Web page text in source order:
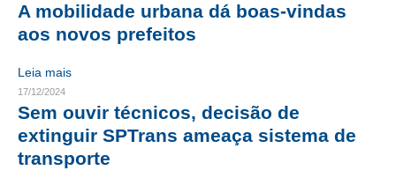
CONTRIBUIÇÃO SINDICAL URBANA
FGTS EXPURGOS
FGTS CORREÇÃO
LEGISLAÇÃO
A mobilidade urbana dá boas-vindas
aos novos prefeitos
Leia mais
17/12/2024
Sem ouvir técnicos, decisão de
extinguir SPTrans ameaça sistema de
transporte